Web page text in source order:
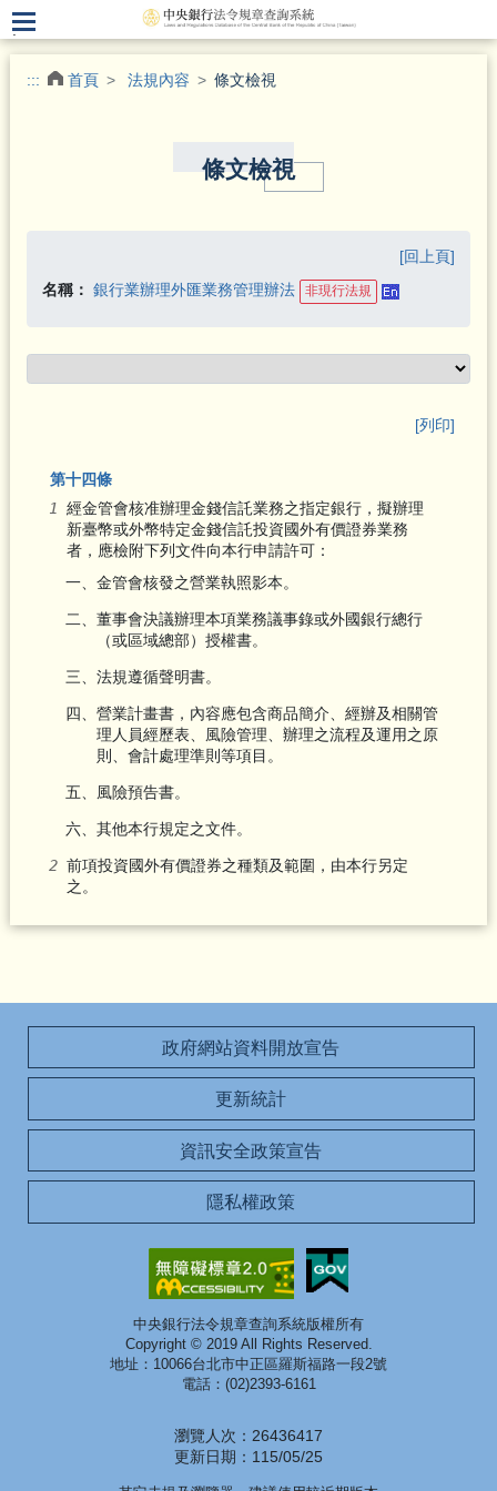
.
::: 首頁 法規內容 條文檢視
條文檢視
[回上頁]
名稱： 銀行業辦理外匯業務管理辦法 非現行法規
[列印]
第十四條
經金管會核准辦理金錢信託業務之指定銀行，擬辦理
新臺幣或外幣特定金錢信託投資國外有價證券業務
者，應檢附下列文件向本行申請許可：
一、金管會核發之營業執照影本。
二、董事會決議辦理本項業務議事錄或外國銀行總行
（或區域總部）授權書。
三、法規遵循聲明書。
四、營業計畫書，內容應包含商品簡介、經辦及相關管
理人員經歷表、風險管理、辦理之流程及運用之原
則、會計處理準則等項目。
五、風險預告書。
六、其他本行規定之文件。
前項投資國外有價證券之種類及範圍，由本行另定
之。
政府網站資料開放宣告
更新統計
資訊安全政策宣告
隱私權政策
中央銀行法令規章查詢系統版權所有
Copyright © 2019 All Rights Reserved.
地址：10066台北市中正區羅斯福路一段2號
電話：(02)2393-6161
瀏覽人次：26436417
更新日期：115/05/25